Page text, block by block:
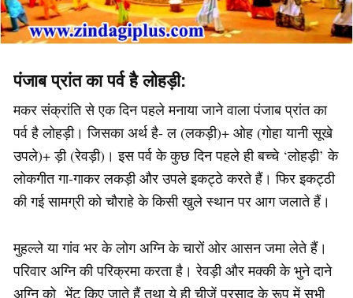
पंजाब प्रांत का पर्व है लोहड़ी:
मकर संक्रांति से एक दिन पहले मनाया जाने वाला पंजाब प्रांत का
पर्व है लोहड़ी। जिसका अर्थ है- ल (लकड़ी)+ ओह (गोहा यानी सूखे
उपले)+ ड़ी (रेवड़ी)। इस पर्व के कुछ दिन पहले ही बच्चे ‘लोहड़ी’ के
लोकगीत गा-गाकर लकड़ी और उपले इकट्ठे करते हैं। फिर इकट्‍ठी
की गई सामग्री को ‍चौराहे के किसी खुले स्थान पर आग जलाते हैं।
मुहल्ले या गांव भर के लोग अग्नि के चारों ओर आसन जमा लेते हैं।
परिवार अग्नि की परिक्रमा करता है। रेवड़ी और मक्की के भुने दाने
अग्नि को भेंट किए जाते हैं तथा ये ही चीजें प्रसाद के रूप में सभी